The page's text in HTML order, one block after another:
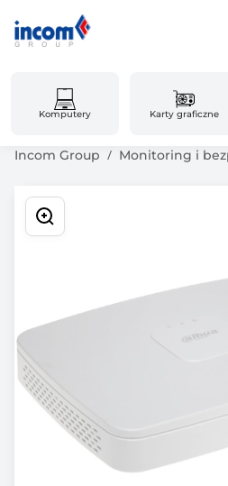
Komputery Karty graficzne
Incom Group Monitoring i